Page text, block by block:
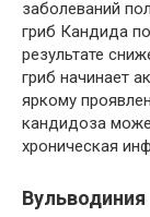
заболеваний
гриб Кандида
результате
гриб начинает
яркому
кандидоза
хроническая
Вульводиния